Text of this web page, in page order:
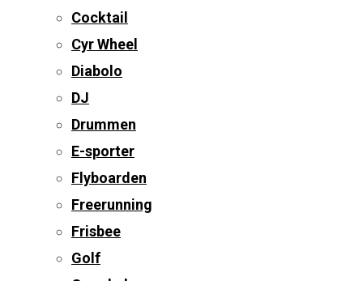
Cocktail
Cyr Wheel
Diabolo
DJ
Drummen
E-sporter
Flyboarden
Freerunning
Frisbee
Golf